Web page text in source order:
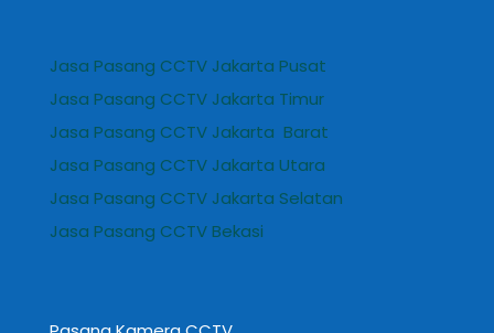
Jasa Pasang CCTV Jakarta Pusat
Jasa Pasang CCTV Jakarta Timur
Jasa Pasang CCTV Jakarta Barat
Jasa Pasang CCTV Jakarta Utara
Jasa Pasang CCTV Jakarta Selatan
Jasa Pasang CCTV Bekasi